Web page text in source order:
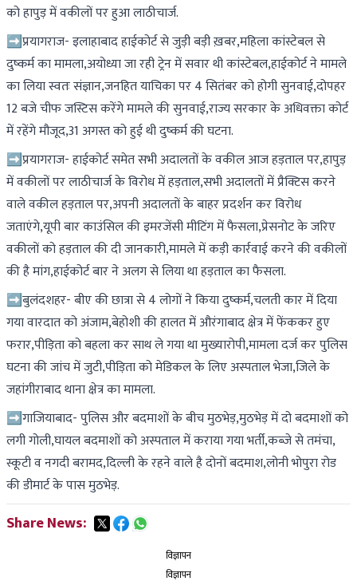
को हापुड़ में वकीलों पर हुआ लाठीचार्ज.
➡️प्रयागराज- इलाहाबाद हाईकोर्ट से जुड़ी बड़ी ख़बर,महिला कांस्टेबल से
दुष्कर्म का मामला,अयोध्या जा रही ट्रेन में सवार थी कांस्टेबल,हाईकोर्ट ने मामले
का लिया स्वतः संज्ञान,जनहित याचिका पर 4 सितंबर को होगी सुनवाई,दोपहर
12 बजे चीफ जस्टिस करेंगे मामले की सुनवाई,राज्य सरकार के अधिवक्ता कोर्ट
में रहेंगे मौजूद,31 अगस्त को हुई थी दुष्कर्म की घटना.
➡️प्रयागराज- हाईकोर्ट समेत सभी अदालतों के वकील आज हड़ताल पर,हापुड़
में वकीलों पर लाठीचार्ज के विरोध में हड़ताल,सभी अदालतों में प्रैक्टिस करने
वाले वकील हड़ताल पर,अपनी अदालतों के बाहर प्रदर्शन कर विरोध
जताएंगे,यूपी बार काउंसिल की इमरजेंसी मीटिंग में फैसला,प्रेसनोट के जरिए
वकीलों को हड़ताल की दी जानकारी,मामले में कड़ी कार्रवाई करने की वकीलों
की है मांग,हाईकोर्ट बार ने अलग से लिया था हड़ताल का फैसला.
➡️बुलंदशहर- बीए की छात्रा से 4 लोगों ने किया दुष्कर्म,चलती कार में दिया
गया वारदात को अंजाम,बेहोशी की हालत में औरंगाबाद क्षेत्र में फेंककर हुए
फरार,पीड़िता को बहला कर साथ ले गया था मुख्यारोपी,मामला दर्ज कर पुलिस
घटना की जांच में जुटी,पीड़िता को मेडिकल के लिए अस्पताल भेजा,जिले के
जहांगीराबाद थाना क्षेत्र का मामला.
➡️गाजियाबाद- पुलिस और बदमाशों के बीच मुठभेड़,मुठभेड़ में दो बदमाशों को
लगी गोली,घायल बदमाशों को अस्पताल में कराया गया भर्ती,कब्जे से तमंचा,
स्कूटी व नगदी बरामद,दिल्ली के रहने वाले है दोनों बदमाश,लोनी भोपुरा रोड
की डीमार्ट के पास मुठभेड़.
Share News:
विज्ञापन
विज्ञापन